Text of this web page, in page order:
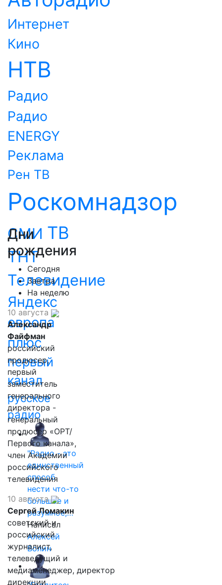
Интернет
Кино
НТВ
Радио
Радио
ENERGY
Реклама
Рен ТВ
Роскомнадзор
СМИ ТВ
ТНТ
Телевидение
Яндекс
европа
плюс
первый
канал
русское
радио
"Радио - это
единственный
способ
нести что-то
большое и
разумное,…
Написал
Алексей
Волин
Дни
рождения
Сегодня
Завтра
На неделю
10 августа
Александр
Файфман
российский
продюсер,
первый
заместитель
генерального
директора -
генеральный
продюсер «ОРТ/
Первого канала»,
член Академии
российского
телевидения
10 августа
Сергей Ломакин
советский и
российский
журналист,
телеведущий и
медиаменеджер, директор
дирекции